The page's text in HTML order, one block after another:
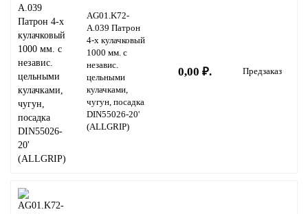
AG01.K72-
A.039 Патрон
4-х кулачковый
1000 мм. с
независ.
цельными
кулачками,
чугун, посадка
DIN55026-20'
(ALLGRIP)
0,00 ₽. Предзаказ